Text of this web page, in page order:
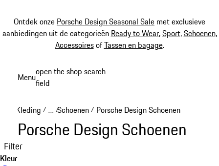
Ontdek onze Porsche Design Seasonal Sale met exclusieve
aanbiedingen uit de categorieën Ready to Wear,Sport,Schoenen,
AccessoiresofTassen en bagage.
Menuopen the shop search
field
Kleding / …
Reveal collapsed breadcrumb items
/Schoenen / Porsche Design Schoenen
Porsche Design Schoenen
Filter
Kleur